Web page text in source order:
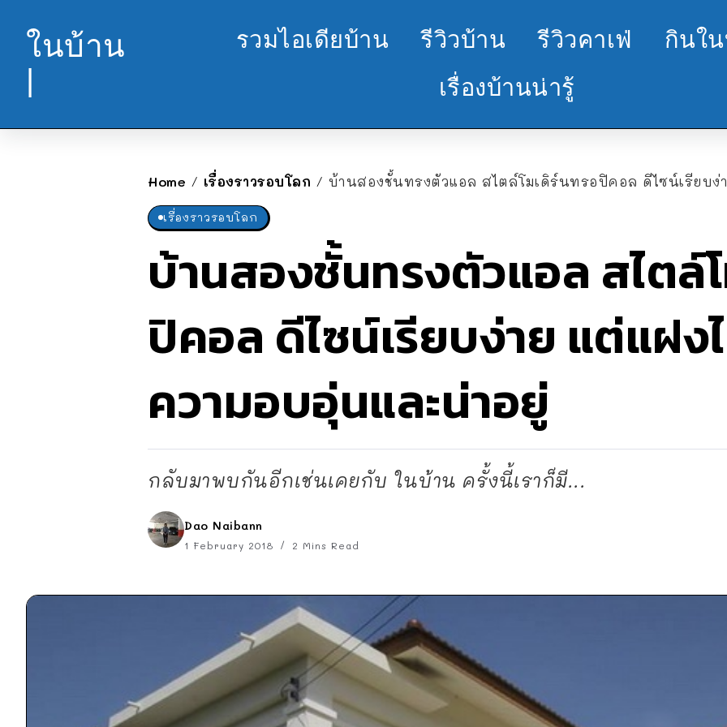
ในบ้าน
|
รวมไอเดียบ้าน รีวิวบ้าน รีวิวคาเฟ่
กินใ
เรื่องบ้านน่ารู้
Home / เรื่องราวรอบโลก / บ้านสองชั้นทรงตัวแอล สไตล์โมเดิร์นทรอปิคอล ดีไซน์เรียบง่าย
เรื่องราวรอบโลก
บ้านสองชั้นทรงตัวแอล สไตล์
ปิคอล ดีไซน์เรียบง่าย แต่แฝง
ความอบอุ่นและน่าอยู่
กลับมาพบกันอีกเช่นเคยกับ ในบ้าน ครั้งนี้เราก็มี...
Dao Naibann
1 February 2018 2 Mins Read